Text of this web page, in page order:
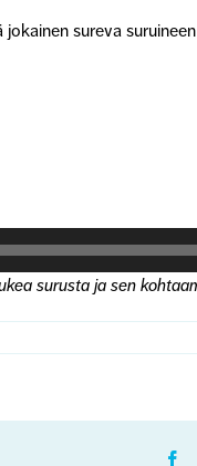
sureva
surusta ja sen